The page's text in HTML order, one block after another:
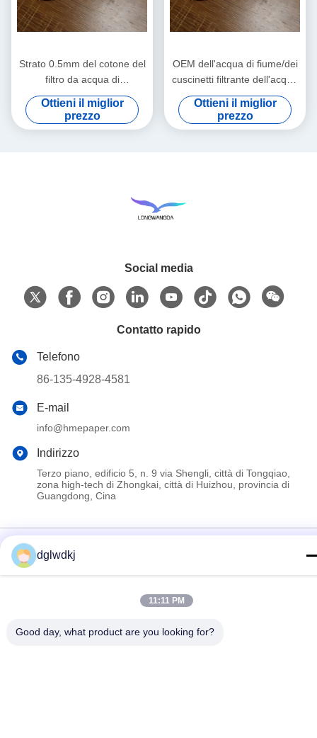
Strato 0.5mm del cotone del
filtro da acqua di
purificazione del bollitore
dell'acqua freatica dell'acqua
di rubinetto
Ottieni il miglior
prezzo
OEM dell'acqua di fiume/dei
cuscinetti filtrante dell'acqua
di rubinetto/acqua freatica/di
acqua purificazione del
bollitore
Ottieni il miglior
prezzo
Social media
Contatto rapido
Telefono
86-135-4928-4581
E-mail
info@hmepaper.com
Indirizzo
Terzo piano, edificio 5, n. 9 via Shengli, città di Tongqiao,
zona high-tech di Zhongkai, città di Huizhou, provincia di
Guangdong, Cina
La Cina va bene. Qualità il hme la carta da filtro Fornitore. 2022-
riservati.
dglwdkj
11:11 PM
Good day, what product are you looking for?